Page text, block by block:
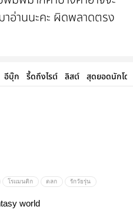
อ่านนะคะ ผิดพลาดตรง
อีบุ๊ก รี้ดถึงไรต์ ลิสต์ สุดยอดนักโด
โรแมนติก ตลก รักวัยรุ่น
world